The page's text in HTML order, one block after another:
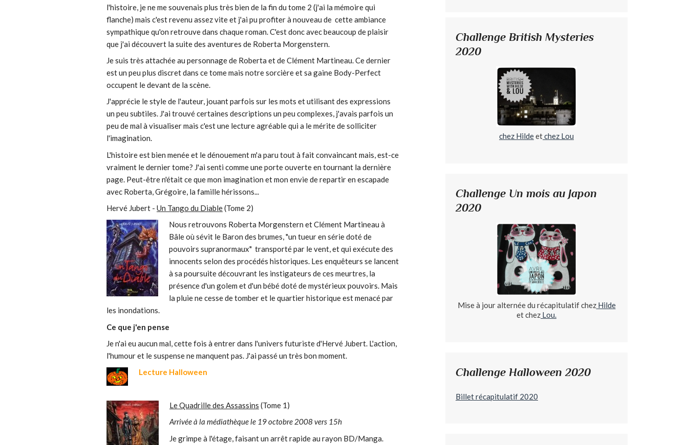
l'histoire, je ne me souvenais plus très bien de la fin du tome 2 (j'ai la mémoire qui
flanche) mais c'est revenu assez vite et j'ai pu profiter à nouveau de cette ambiance
sympathique qu'on retrouve dans chaque roman. C'est donc avec beaucoup de plaisir
que j'ai découvert la suite des aventures de Roberta Morgenstern.
Je suis très attachée au personnage de Roberta et de Clément Martineau. Ce dernier
est un peu plus discret dans ce tome mais notre sorcière et sa gaine Body-Perfect
occupent le devant de la scène.
J'apprécie le style de l'auteur, jouant parfois sur les mots et utilisant des expressions
un peu subtiles. J'ai trouvé certaines descriptions un peu complexes, j'avais parfois un
peu de mal à visualiser mais c'est une lecture agréable qui a le mérite de solliciter
l'imagination.
L'histoire est bien menée et le dénouement m'a paru tout à fait convaincant mais, est-ce
vraiment le dernier tome? J'ai senti comme une porte ouverte en tournant la dernière
page. Peut-être n'était ce que mon imagination et mon envie de repartir en escapade
avec Roberta, Grégoire, la famille hérissons...
Hervé Jubert - Un Tango du Diable(Tome 2)
Nous retrouvons Roberta Morgenstern et Clément Martineau à
Bâle où sévit le Baron des brumes, "un tueur en série doté de
pouvoirs supranormaux" transporté par le vent, et qui exécute des
innocents selon des procédés historiques. Les enquêteurs se lancent
à sa poursuite découvrant les instigateurs de ces meurtres, la
présence d'un golem et d'un bébé doté de mystérieux pouvoirs. Mais
la pluie ne cesse de tomber et le quartier historique est menacé par
les inondations.
Ce que j'en pense
Je n'ai eu aucun mal, cette fois à entrer dans l'univers futuriste d'Hervé Jubert. L'action,
l'humour et le suspense ne manquent pas. J'ai passé un très bon moment.
Lecture Halloween
Le Quadrille des Assassins (Tome 1)
Arrivée à la médiathèque le 19 octobre 2008 vers 15h
Je grimpe à l'étage, faisant un arrêt rapide au rayon BD/Manga.
Challenge British Mysteries
2020
chez Hildeetchez Lou
Challenge Un mois au Japon
2020
Mise à jour alternée du récapitulatif chezHilde
et chez Lou.
Challenge Halloween 2020
Billet récapitulatif 2020